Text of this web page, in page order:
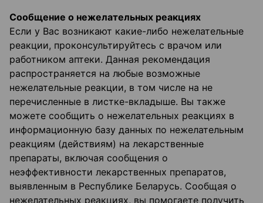
Сообщение о нежелательных реакциях
Если у Вас возникают какие-либо нежелательные
реакции, проконсультируйтесь с врачом или
работником аптеки. Данная рекомендация
распространяется на любые возможные
нежелательные реакции, в том числе на не
перечисленные в листке-вкладыше. Вы также
можете сообщить о нежелательных реакциях в
информационную базу данных по нежелательным
реакциям (действиям) на лекарственные
препараты, включая сообщения о
неэффективности лекарственных препаратов,
выявленным в Республике Беларусь. Сообщая о
нежелательных реакциях, вы помогаете получить